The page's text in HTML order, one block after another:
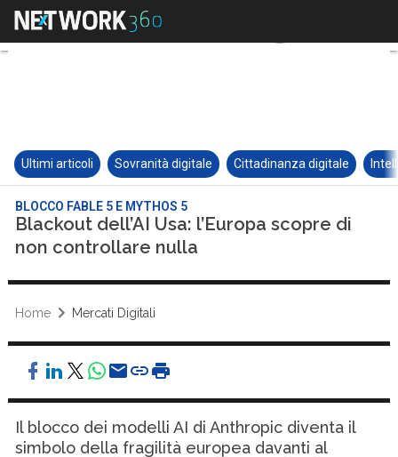
Ultimi articoli Sovranità digitale Cittadinanza digitale
BLOCCO FABLE 5 E MYTHOS 5
Blackout dell’AI Usa: l’Europa scopre di
non controllare nulla
Home Mercati Digitali
Il blocco dei modelli AI di Anthropic diventa il
simbolo della fragilità europea davanti al